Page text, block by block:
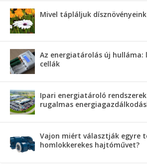
Mivel tápláljuk
Az energiatárolás új
cellák
Ipari energiatároló
rugalmas
Vajon miért választják egyre
homlokkerekes hajtóművet?